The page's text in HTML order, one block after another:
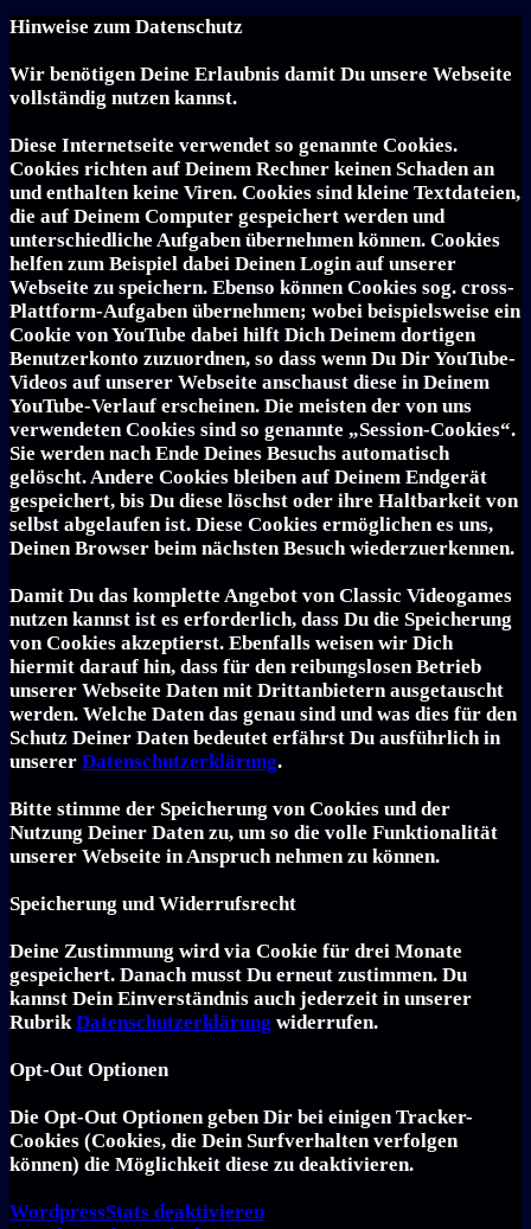
Hinweise zum Datenschutz
Wir benötigen Deine Erlaubnis damit Du unsere Webseite
vollständig nutzen kannst.
Diese Internetseite verwendet so genannte Cookies.
Cookies richten auf Deinem Rechner keinen Schaden an
und enthalten keine Viren. Cookies sind kleine Textdateien,
die auf Deinem Computer gespeichert werden und
unterschiedliche Aufgaben übernehmen können. Cookies
helfen zum Beispiel dabei Deinen Login auf unserer
Webseite zu speichern. Ebenso können Cookies sog. cross-
Plattform-Aufgaben übernehmen; wobei beispielsweise ein
Cookie von YouTube dabei hilft Dich Deinem dortigen
Benutzerkonto zuzuordnen, so dass wenn Du Dir YouTube-
Videos auf unserer Webseite anschaust diese in Deinem
YouTube-Verlauf erscheinen. Die meisten der von uns
verwendeten Cookies sind so genannte „Session-Cookies“.
Sie werden nach Ende Deines Besuchs automatisch
gelöscht. Andere Cookies bleiben auf Deinem Endgerät
gespeichert, bis Du diese löschst oder ihre Haltbarkeit von
selbst abgelaufen ist. Diese Cookies ermöglichen es uns,
Deinen Browser beim nächsten Besuch wiederzuerkennen.
Damit Du das komplette Angebot von Classic Videogames
nutzen kannst ist es erforderlich, dass Du die Speicherung
von Cookies akzeptierst. Ebenfalls weisen wir Dich
hiermit darauf hin, dass für den reibungslosen Betrieb
unserer Webseite Daten mit Drittanbietern ausgetauscht
werden. Welche Daten das genau sind und was dies für den
Schutz Deiner Daten bedeutet erfährst Du ausführlich in
unserer Datenschutzerklärung.
Bitte stimme der Speicherung von Cookies und der
Nutzung Deiner Daten zu, um so die volle Funktionalität
unserer Webseite in Anspruch nehmen zu können.
Speicherung und Widerrufsrecht
Deine Zustimmung wird via Cookie für drei Monate
gespeichert. Danach musst Du erneut zustimmen. Du
kannst Dein Einverständnis auch jederzeit in unserer
RubrikDatenschutzerklärung widerrufen.
Opt-Out Optionen
Die Opt-Out Optionen geben Dir bei einigen Tracker-
Cookies (Cookies, die Dein Surfverhalten verfolgen
können) die Möglichkeit diese zu deaktivieren.
Word­press­Stats de­ak­ti­vie­ren